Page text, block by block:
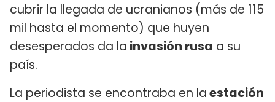
cubrir la llegada de ucranianos (más de 115
mil hasta el momento) que huyen
desesperados da la invasión rusa a su
país.
La periodista se encontraba en laestación